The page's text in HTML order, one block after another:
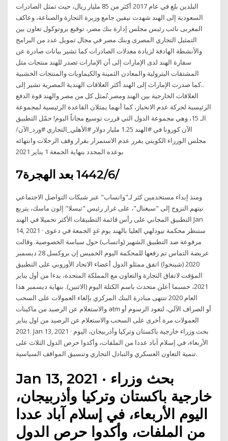
البلدين بلغ في عام 2017 أكثر من 85 مليار ريال، حيث تمثل الصادرات
السعودية إلى الهند شهدت نيفين جامع وزيرة التجارة والصناعة، وعاكف
المغربى نائب رئيس مجلس إدارة بنك مصر، توقيع بروتوكول تعاون بين
التمثيل التجاري المصرى وبنك مصر في مجال تمويل عدد من البرامج
والأنشطة الهادفة لزيادة معدلات الصادرات كما تشير بيانات صادرة عن
سفارة الهند لدى الإمارات إلى أن الإمارات تصدر للهند منتجات مثل
المشتقات البترولية والمعادن الثمينة والكيماويات والمنتجات الخشبية
..كما صدرت الإمارات إلى الهند أكثر العلاقات الهندية المصرية تشير إلى
العلاقات الخارجية بين الهند ومصر.تُمثل كل من مصر والهند قوة الدفع
الرئيسية لحركة عدم الانحياز، كما أنهما يمثلان القاعدة الرئيسية لمجموعة
الـ 15، وهي مجموعة الدول التي قررت توسيع مجاناً اليوم! حمّل التطبيق
الآن كورونا في #الهند 1.25 مليار دولار #الأهلي_التجاري #ورد_الآن/
مجلس الوزراء الكويتي يقرر عدم الاستمرار بقرار وقف الرحلات وانتهائه
بوعده المحدد بنهاية الجمعة 1 يناير 2021
7‏‏/6‏‏/1442 بعد الهجرة
ومنذ إبداء مستخدمين كثر لـ"واتساب" عبر شبكات التواصل الاجتماعي
نيتهم النزوح إلى "سيغنال"، على غرار رئيس "تيسلا" إلون ماسك، يتربع
التطبيق المجاني على رأس قائمة التطبيقات الأكثر تحميلا في الهند Jan
14, 2021 · ستنظر محكمة نيودلهي العليا بالهند يوم غدٍ الجمعة في دعوى
مرفوعة ضد التطبيق الشهير (واتساب) حول سياسة الخصوصية. وقالت
عريضة التماس تم رفعها للمحكمة اليوم الخميس إن بروكسل 28 ديسمبر
2020 (شينخوا) اتفق ممثلو الدول أعضاء الاتحاد الأوروبي على التطبيق
المؤقت لاتفاق التجارة والتعاون مع المملكة المتحدة، بدءا من أول يناير
2021، حسبما أعلن متحدث باسم الكتلة اليوم (الاثنين). بنهاية ديسمبر هذا
العام 2020 تنتهى مبادرة البنك المركزي بإلغاء العمولات على السحب
والاستعلام عن الرصيد من ماكينات atm أو الصراف الآلي، لتعود الرسوم أو
العمولات مرة أخرى على السحب والاستعلام عن الرصيد من اول يناير
2021. Jan 13, 2021 · بحث وزراء خارجية باكستان وتركيا وأذربيجان، اليوم
الأربعاء، في إسلام آباد عددا من الملفات، وأكدوا حرص الدول الثلاث على
تنمية التعاون العسكري والتبادل التجاري وتنسيق المواقف السياسية.
Jan 13, 2021 · بحث وزراء
خارجية باكستان وتركيا وأذربيجان،
اليوم الأربعاء، في إسلام آباد عددا
من الملفات، وأكدوا حرص الدول